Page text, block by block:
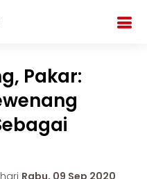
Pakar:
Rabu, 09 Sep 2020